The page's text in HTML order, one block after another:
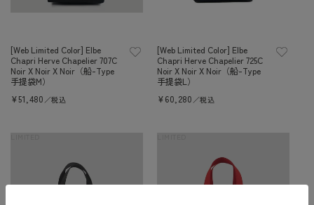
[Web Limited Color] Elbe
Chapri Herve Chapelier 707C
Noir X Noir X Noir（船-Type
手提袋M）
定
¥51,480 ／税込
[Web Limited Color] Elbe
Chapri Herve Chapelier 725C
Noir X Noir X Noir（船-Type
手提袋L）
定
¥60,280 ／税込